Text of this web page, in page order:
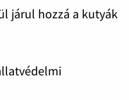
járul hozzá a kutyák